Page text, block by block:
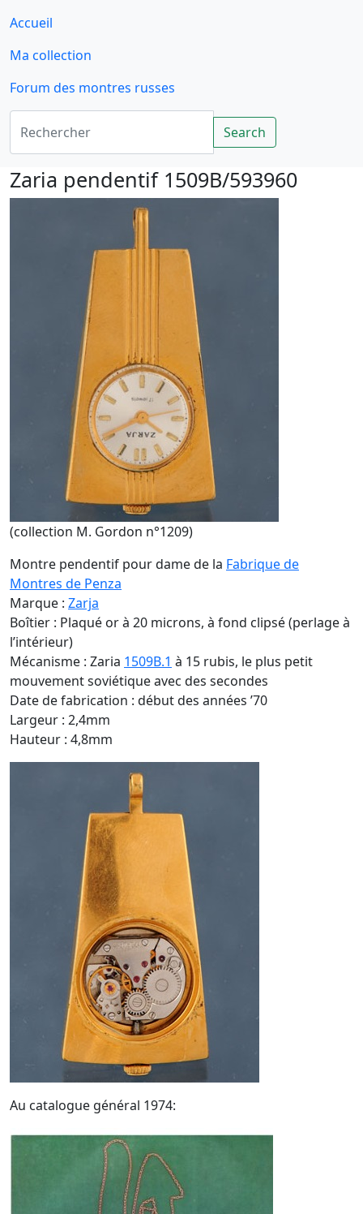
Accueil
Ma collection
Forum des montres russes
Rechercher
Search
Zaria pendentif 1509B/593960
(collection M. Gordon n°1209)
Montre pendentif pour dame de la Fabrique de
Montres de Penza
Marque : Zarja
Boîtier : Plaqué or à 20 microns, à fond clipsé (perlage à
l’intérieur)
Mécanisme : Zaria 1509B.1 à 15 rubis, le plus petit
mouvement soviétique avec des secondes
Date de fabrication : début des années ’70
Largeur : 2,4mm
Hauteur : 4,8mm
Au catalogue général 1974: